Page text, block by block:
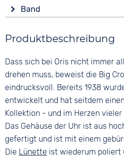
Wasserdicht
Form
Rund
Material
Farbe
Silber
Analog
Blau
Ziffern
Arabisch
Band
Silber
Material
Bandschließe
Faltschließe
Produktbeschreibung
Dass sich bei Oris nicht immer
drehen muss, beweist die Big
eindrucksvoll. Bereits 1938
entwickelt und hat seitdem
Kollektion - und im Herzen vieler
Das Gehäuse der Uhr ist aus
gefertigt und ist mit einem
Die Lünette ist wiederum poliert